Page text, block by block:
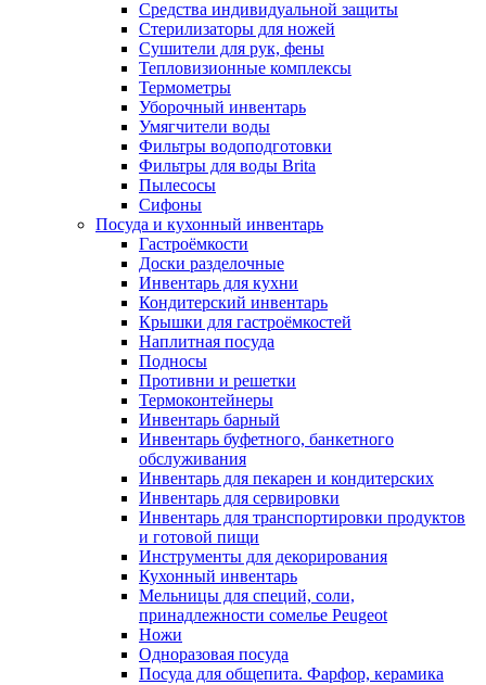
Средства индивидуальной защиты
Стерилизаторы для ножей
Сушители для рук, фены
Тепловизионные комплексы
Термометры
Уборочный инвентарь
Умягчители воды
Фильтры водоподготовки
Фильтры для воды Brita
Пылесосы
Сифоны
Посуда и кухонный инвентарь
Гастроёмкости
Доски разделочные
Инвентарь для кухни
Кондитерский инвентарь
Крышки для гастроёмкостей
Наплитная посуда
Подносы
Противни и решетки
Термоконтейнеры
Инвентарь барный
Инвентарь буфетного, банкетного
обслуживания
Инвентарь для пекарен и кондитерских
Инвентарь для сервировки
Инвентарь для транспортировки продуктов
и готовой пищи
Инструменты для декорирования
Кухонный инвентарь
Мельницы для специй, соли,
принадлежности сомелье Peugeot
Ножи
Одноразовая посуда
Посуда для общепита. Фарфор, керамика